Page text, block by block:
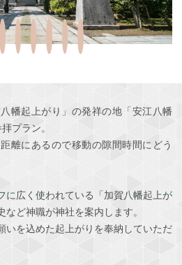
幡起上がり」の発祥の地「安江八幡
プラン。
離にあるので移動の隙間時間にどう
に広く使われている「加賀八幡起上が
ど神職が神社を案内します。
いを込めた起上がりを奉納していただ